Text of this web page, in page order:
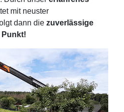
mit neuster
dann die zuverlässige
Punkt!